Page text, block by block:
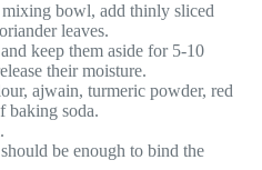
bowl, add thinly sliced
leaves.
keep them aside for 5-10
their moisture.
ajwain, turmeric powder, red
baking soda.
be enough to bind the